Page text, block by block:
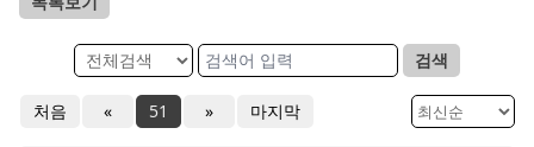
검색
처음 « 51 » 마지막